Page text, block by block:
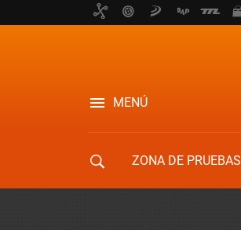
MENÚ
ZONA DE PRUEBAS